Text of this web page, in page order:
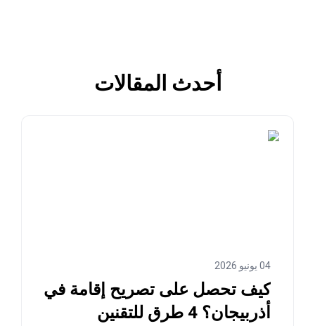
أحدث المقالات
04 يونيو 2026
كيف تحصل على تصريح إقامة في
أذربيجان؟ 4 طرق للتقنين